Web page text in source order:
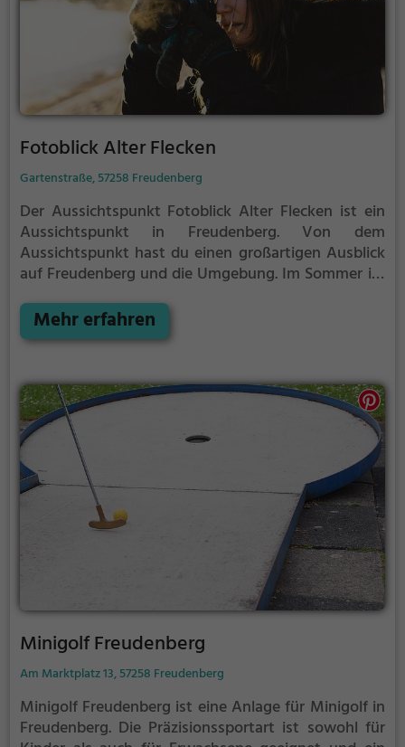
Fotoblick Alter Flecken
Gartenstraße, 57258 Freudenberg
Der Aussichtspunkt Fotoblick Alter Flecken ist ein
Aussichtspunkt in Freudenberg. Von dem
Aussichtspunkt hast du einen großartigen Ausblick
auf Freudenberg und die Umgebung. Im Sommer ist
schönes Ausflugsziel für Familienausflüge,
Wanderungen oder zum Picknicken und lockt an
Region an.
Mehr erfahren
Minigolf Freudenberg
Am Marktplatz 13, 57258 Freudenberg
Minigolf Freudenberg ist eine Anlage für Minigolf in
Freudenberg. Die Präzisionssportart ist sowohl für